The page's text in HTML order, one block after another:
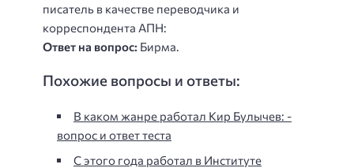
писатель в качестве переводчика и
корреспондента АПН:
Ответ на вопрос: Бирма.
Похожие вопросы и ответы:
В каком жанре работал Кир Булычев: -
вопрос и ответ теста
С этого года работал в Институте